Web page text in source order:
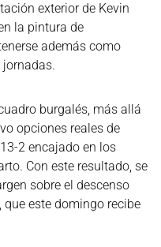
exterior de Kevin
la pintura de
además como
burgalés, más allá
opciones reales de
2 encajado en los
Con este resultado, se
sobre el descenso
este domingo recibe